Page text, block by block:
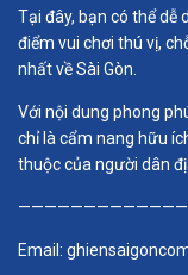
Tại đây, bạn có thể dễ
điểm vui chơi thú vị,
nhất về Sài Gòn.
Với nội dung phong
chỉ là cẩm nang hữu
thuộc của người dân
Email: